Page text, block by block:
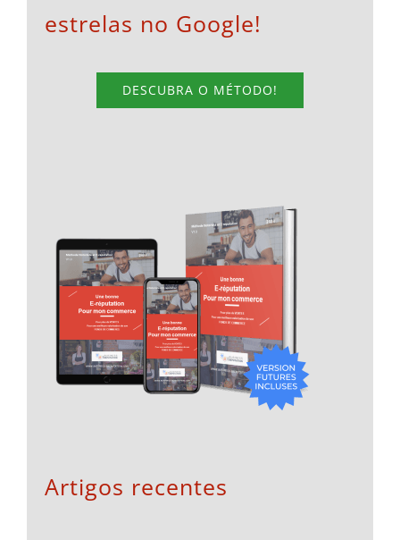
estrelas no Google!
DESCUBRA O MÉTODO!
Artigos recentes